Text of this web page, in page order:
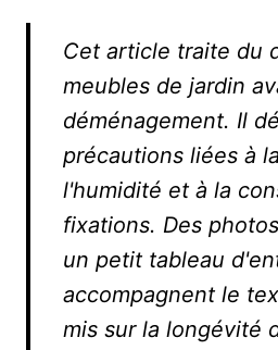
Cet article traite du
meubles de jardin
déménagement. Il
précautions liées à
l'humidité et à la
fixations. Des
un petit tableau
accompagnent le
mis sur la longévité